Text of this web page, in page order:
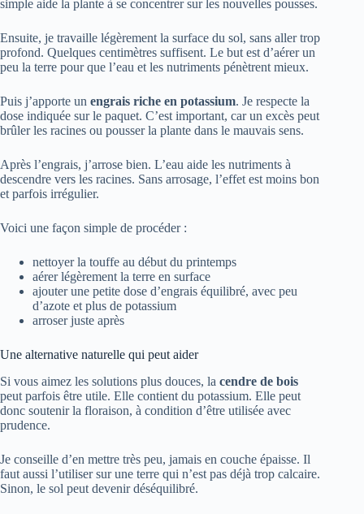
simple aide la plante à se concentrer sur les nouvelles pousses.
Ensuite, je travaille légèrement la surface du sol, sans aller trop
profond. Quelques centimètres suffisent. Le but est d’aérer un
peu la terre pour que l’eau et les nutriments pénètrent mieux.
Puis j’apporte un engrais riche en potassium. Je respecte la
dose indiquée sur le paquet. C’est important, car un excès peut
brûler les racines ou pousser la plante dans le mauvais sens.
Après l’engrais, j’arrose bien. L’eau aide les nutriments à
descendre vers les racines. Sans arrosage, l’effet est moins bon
et parfois irrégulier.
Voici une façon simple de procéder :
nettoyer la touffe au début du printemps
aérer légèrement la terre en surface
ajouter une petite dose d’engrais équilibré, avec peu
d’azote et plus de potassium
arroser juste après
Une alternative naturelle qui peut aider
Si vous aimez les solutions plus douces, la cendre de bois
peut parfois être utile. Elle contient du potassium. Elle peut
donc soutenir la floraison, à condition d’être utilisée avec
prudence.
Je conseille d’en mettre très peu, jamais en couche épaisse. Il
faut aussi l’utiliser sur une terre qui n’est pas déjà trop calcaire.
Sinon, le sol peut devenir déséquilibré.